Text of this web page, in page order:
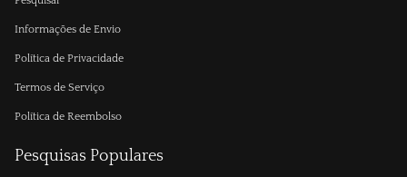
Informações de Envio
Política de Privacidade
Termos de Serviço
Política de Reembolso
Pesquisas Populares